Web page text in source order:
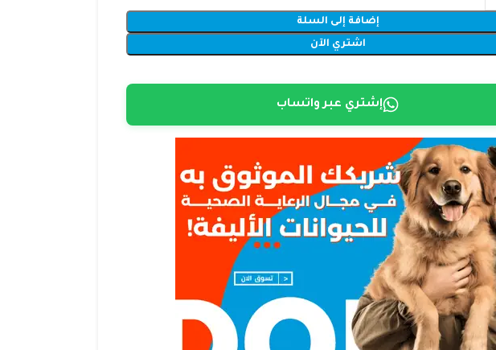
إضافة إلى السلة
اشتري الآن
إشتري عبر واتساب